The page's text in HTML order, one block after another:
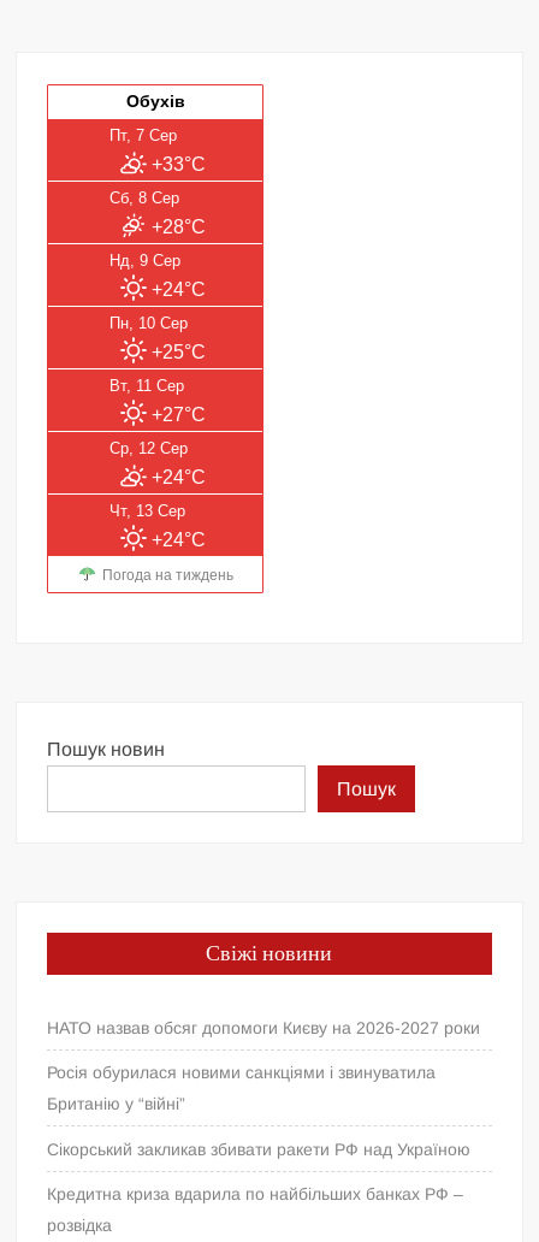
Обухів
Пт, 7 Сер
+33°C
Сб, 8 Сер
+28°C
Нд, 9 Сер
+24°C
Пн, 10 Сер
+25°C
Вт, 11 Сер
+27°C
Ср, 12 Сер
+24°C
Чт, 13 Сер
+24°C
Погода на тиждень
Пошук новин
Пошук
Свіжі новини
НАТО назвав обсяг допомоги Києву на 2026-2027 роки
Росія обурилася новими санкціями і звинуватила
Британію у “війні”
Сікорський закликав збивати ракети РФ над Україною
Кредитна криза вдарила по найбільших банках РФ –
розвідка